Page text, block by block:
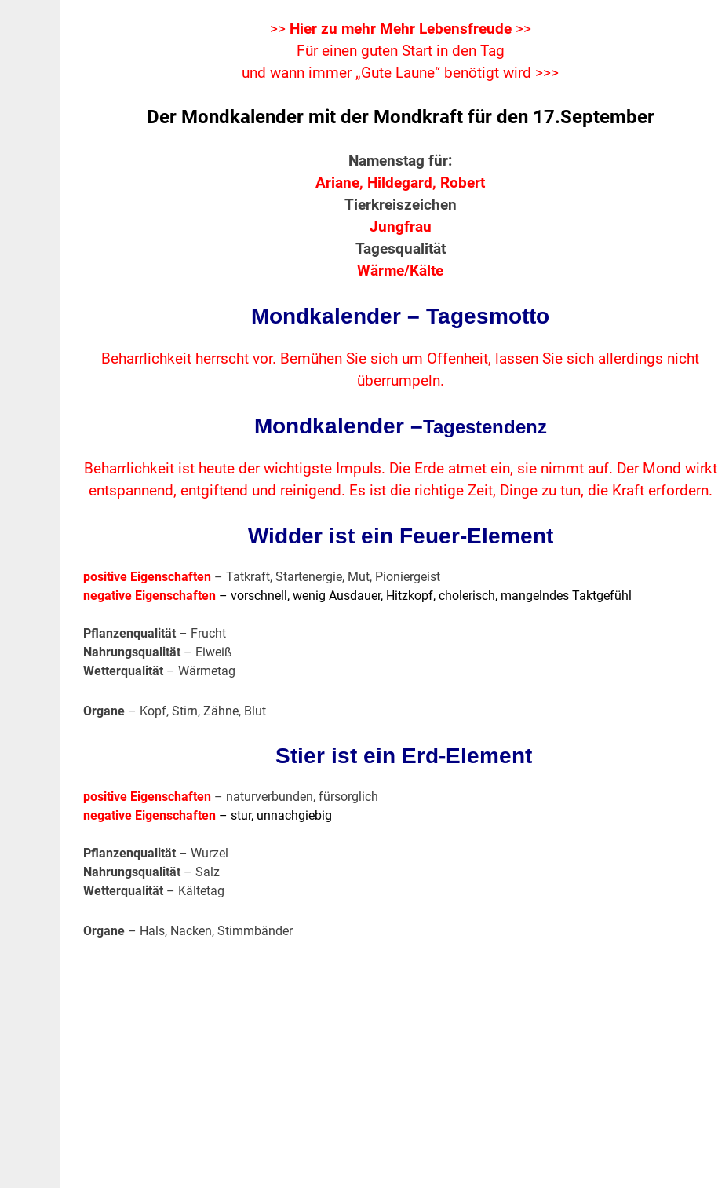
>> Hier zu mehr Mehr Lebensfreude>>
Für einen guten Start in den Tag
und wann immer „Gute Laune“ benötigt wird >>>
Der Mondkalender mit der Mondkraft für den 17.September
Namenstag für:
Ariane, Hildegard, Robert
Tierkreiszeichen
Jungfrau
Tagesqualität
Wärme/Kälte
Mondkalender – Tagesmotto
Beharrlichkeit herrscht vor. Bemühen Sie sich um Offenheit, lassen Sie sich allerdings nicht
überrumpeln.
Mondkalender –Tagestendenz
Beharrlichkeit ist heute der wichtigste Impuls. Die Erde atmet ein, sie nimmt auf. Der Mond wirkt
entspannend, entgiftend und reinigend. Es ist die richtige Zeit, Dinge zu tun, die Kraft erfordern.
Widder ist ein Feuer-Element
positive Eigenschaften – Tatkraft, Startenergie, Mut, Pioniergeist
negative Eigenschaften – vorschnell, wenig Ausdauer, Hitzkopf, cholerisch, mangelndes Taktgefühl
Pflanzenqualität– Frucht
Nahrungsqualität– Eiweiß
Wetterqualität– Wärmetag
Organe– Kopf, Stirn, Zähne, Blut
Stier ist ein Erd-Element
positive Eigenschaften – naturverbunden, fürsorglich
negative Eigenschaften – stur, unnachgiebig
Pflanzenqualität– Wurzel
Nahrungsqualität– Salz
Wetterqualität– Kältetag
Organe– Hals, Nacken, Stimmbänder